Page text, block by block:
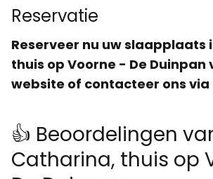
Reservatie
Reserveer nu uw slaapplaats
thuis op Voorne - De Duinpan
website of contacteer ons
👍 Beoordelingen
Catharina, thuis op